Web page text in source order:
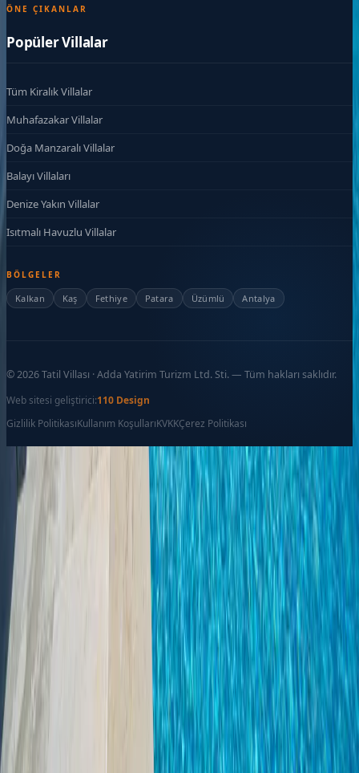
ÖNE ÇIKANLAR
Popüler Villalar
Tüm Kiralık Villalar
Muhafazakar Villalar
Doğa Manzaralı Villalar
Balayı Villaları
Denize Yakın Villalar
Isıtmalı Havuzlu Villalar
BÖLGELER
Kalkan Kaş Fethiye Patara Üzümlü Antalya
©2026Tatil Villası · Adda Yatirim Turizm Ltd. Sti. — Tüm hakları saklıdır.
Web sitesi geliştirici:110 Design
Gizlilik PolitikasıKullanım KoşullarıKVKKÇerez Politikası
İletişim